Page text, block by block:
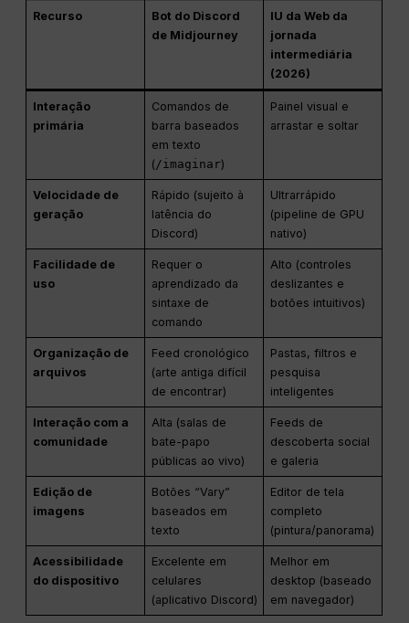
Recurso
Bot do Discord
de Midjourney
IU da Web da
jornada
intermediária
(2026)
Interação
primária
Comandos de
barra baseados
em texto
( /imaginar)
Painel visual e
arrastar e soltar
Velocidade de
geração
Rápido (sujeito à
latência do
Discord)
Ultrarrápido
(pipeline de GPU
nativo)
Facilidade de
uso
Requer o
aprendizado da
sintaxe de
comando
Alto (controles
deslizantes e
botões intuitivos)
Organização de
arquivos
Feed cronológico
(arte antiga difícil
de encontrar)
Pastas, filtros e
pesquisa
inteligentes
Interação com a
comunidade
Alta (salas de
bate-papo
públicas ao vivo)
Feeds de
descoberta social
e galeria
Edição de
imagens
Botões “Vary”
baseados em
texto
Editor de tela
completo
(pintura/panorama)
Acessibilidade
do dispositivo
Excelente em
celulares
(aplicativo Discord)
Melhor em
desktop (baseado
em navegador)